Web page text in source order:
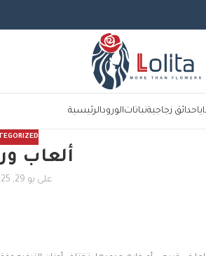
الرئيسيةالورودنباتاتحدائق زجاجية
ألعاب
على يو 29, 2025